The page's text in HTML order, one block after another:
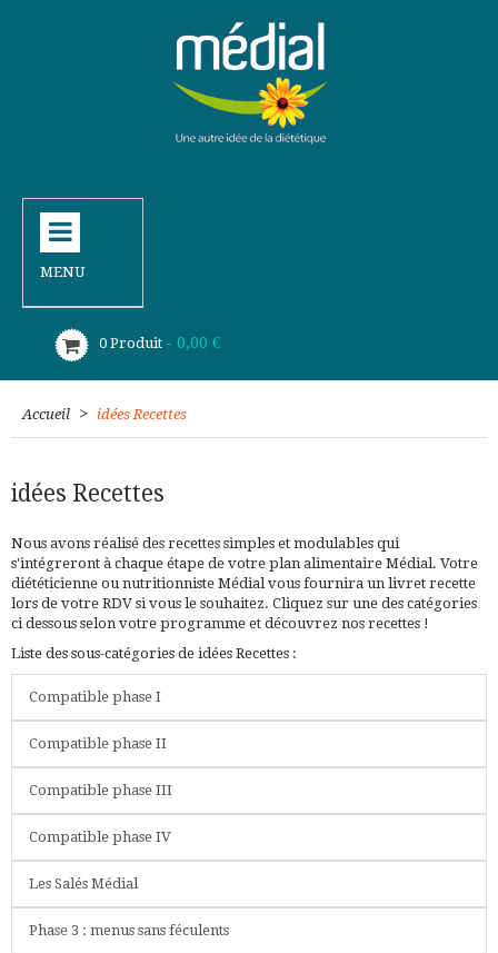
MENU
0Produit - 0,00 €
Accueil > idées Recettes
idées Recettes
Nous avons réalisé des recettes simples et modulables qui
s'intégreront à chaque étape de votre plan alimentaire Médial. Votre
diététicienne ou nutritionniste Médial vous fournira un livret recette
lors de votre RDV si vous le souhaitez. Cliquez sur une des catégories
ci dessous selon votre programme et découvrez nos recettes !
Liste des sous-catégories de idées Recettes :
Compatible phase I
Compatible phase II
Compatible phase III
Compatible phase IV
Les Salés Médial
Phase 3 : menus sans féculents